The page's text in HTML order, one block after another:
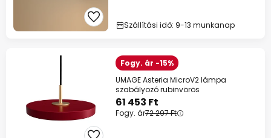
Szállítási idő: 9-13 munkanap
Fogy. ár -15%
UMAGE Asteria MicroV2 lámpa
szabályozó rubinvörös
61 453 Ft
Fogy. ár72 297 Ft